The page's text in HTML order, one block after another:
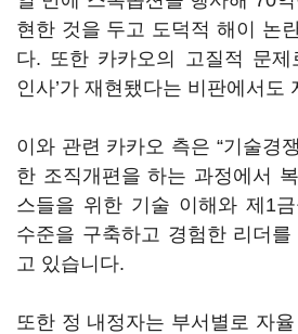
현한 것을 두고 도덕적 해이 논
다. 또한 카카오의 고질적 문제
인사’가 재현됐다는 비판에서도
이와 관련 카카오 측은 “기술경
한 조직개편을 하는 과정에서
스들을 위한 기술 이해와 제 1
수준을 구축하고 경험한 리더를
고 있습니다.
또한 정 내정자는 부서별로 자